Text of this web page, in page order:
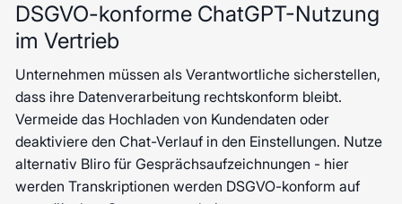
DSGVO-konforme ChatGPT-Nutzung
im Vertrieb
Unternehmen müssen als Verantwortliche sicherstellen,
dass ihre Datenverarbeitung rechtskonform bleibt.
Vermeide das Hochladen von Kundendaten oder
deaktiviere den Chat-Verlauf in den Einstellungen. Nutze
alternativ Bliro für Gesprächsaufzeichnungen - hier
werden Transkriptionen werden DSGVO-konform auf